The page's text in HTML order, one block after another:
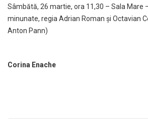
Sâmbătă, 26 martie, ora 11,30 – Sala Mare
minunate, regia Adrian Roman și Octavian
Anton Pann)
Corina Enache